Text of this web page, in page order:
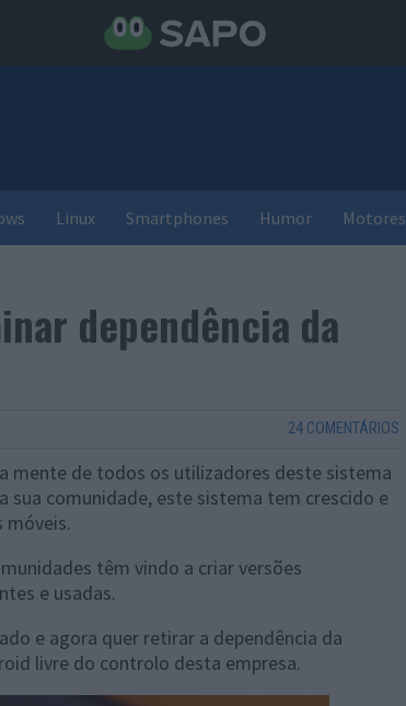
Linux Smartphones Humor Motores
dependência da
24 COMENTÁRIOS
mente de todos os utilizadores deste sistema
sua comunidade, este sistema tem crescido e
têm vindo a criar versões
e usadas.
e agora quer retirar a dependência da
livre do controlo desta empresa.